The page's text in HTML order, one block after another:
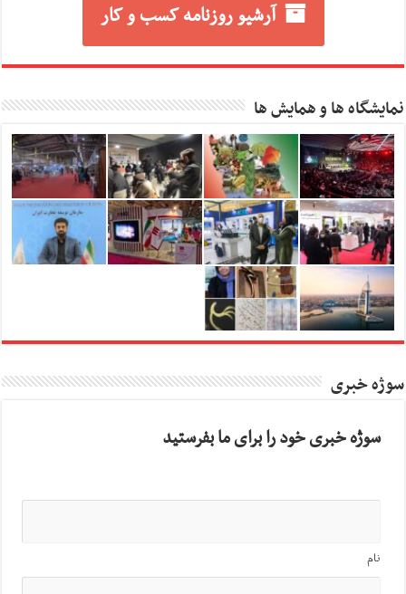
آرشیو روزنامه کسب و کار
نمایشگاه ها و همایش ها
سوژه خبری
سوژه خبری خود را برای ما بفرستید
نام